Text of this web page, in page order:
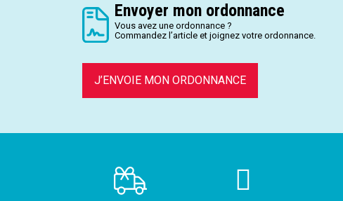
Envoyer mon ordonnance
Vous avez une ordonnance ?
Commandez l’article et joignez votre ordonnance.
J’ENVOIE MON ORDONNANCE